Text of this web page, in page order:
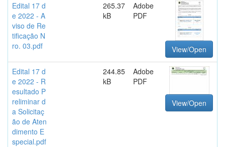
Edital 17 d
e 2022 - A
viso de Re
tificação N
ro. 03.pdf
265.37
kB
Adobe
PDF
View/Open
Edital 17 d
e 2022 - R
esultado P
reliminar d
a Solicitaç
ão de Aten
dimento E
special.pdf
244.85
kB
Adobe
PDF
View/Open